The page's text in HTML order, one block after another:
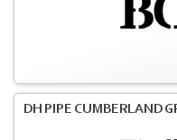
DH PIPE CUMBERLAND